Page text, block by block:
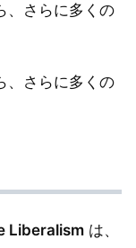
、さらに多くの
、さらに多くの
Liberalism は、